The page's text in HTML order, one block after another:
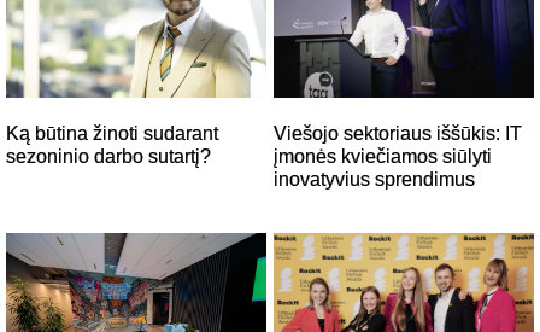
Ką būtina žinoti sudarant
sezoninio darbo sutartį?
Viešojo sektoriaus iššūkis: IT
įmonės kviečiamos siūlyti
inovatyvius sprendimus